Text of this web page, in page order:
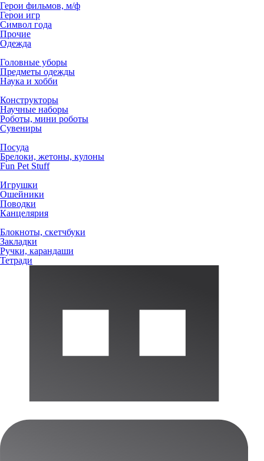
Герои фильмов, м/ф
Герои игр
Символ года
Прочие
Одежда
Головные уборы
Предметы одежды
Наука и хобби
Конструкторы
Научные наборы
Роботы, мини роботы
Сувениры
Посуда
Брелоки, жетоны, кулоны
Fun Pet Stuff
Игрушки
Ошейники
Поводки
Канцелярия
Блокноты, скетчбуки
Закладки
Ручки, карандаши
Тетради